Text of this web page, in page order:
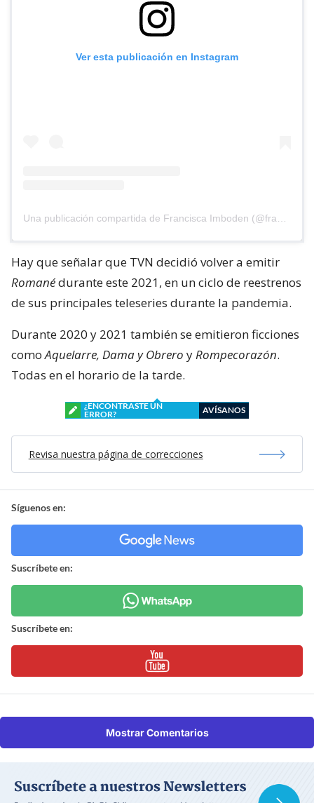
Ver esta publicación en Instagram
Hay que señalar que TVN decidió volver a emitir
Romanédurante este 2021, en un ciclo de reestrenos
de sus principales teleseries durante la pandemia.
Durante 2020 y 2021 también se emitieron ficciones
comoAquelarre, Dama y Obrero yRompecorazón.
Todas en el horario de la tarde.
¿ENCONTRASTE UN
ERROR?
AVÍSANOS
Revisa nuestra página de correcciones
Síguenos en:
Suscríbete en:
Suscríbete en:
Mostrar Comentarios